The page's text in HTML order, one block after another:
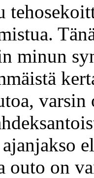
minun
outo on